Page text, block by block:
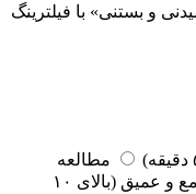
و بستنی» با فیلترینگ
مطالعه
مطالعه جامع و عمیق (بالای ۱۰